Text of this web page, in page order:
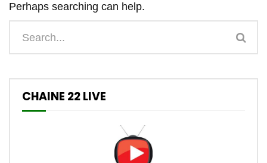
Perhaps searching can help.
CHAINE 22 LIVE